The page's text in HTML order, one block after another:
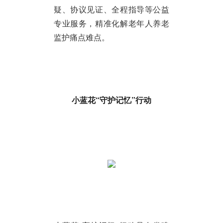
疑、协议见证、全程指导等公益
专业服务，精准化解老年人养老
监护痛点难点。
小蓝花“守护记忆”行动